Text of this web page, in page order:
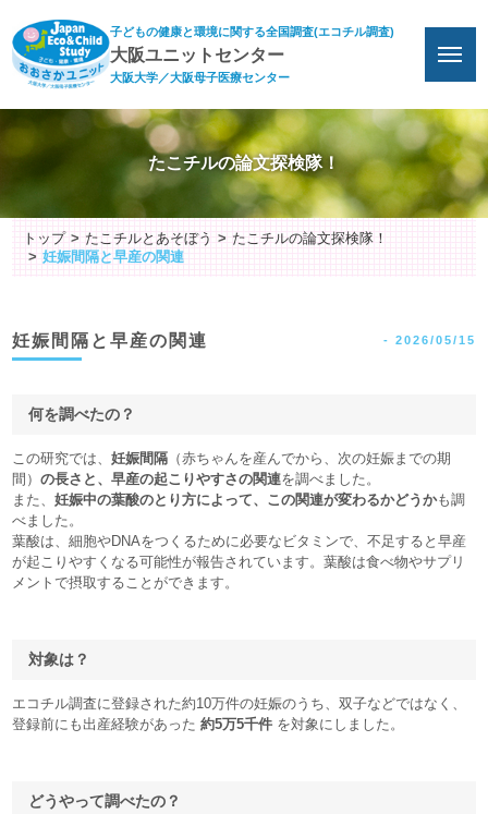
子どもの健康と環境に関する全国調査(エコチル調査)
大阪ユニットセンター
大阪大学／大阪母子医療センター
たこチルの論文探検隊！
トップ たこチルとあそぼう
たこチルの論文探検隊！
妊娠間隔と早産の関連
妊娠間隔と早産の関連 - 2026/05/15
何を調べたの？
この研究では、妊娠間隔 （赤ちゃんを産んでから、次の妊娠までの期
間）の長さと、早産の起こりやすさの関連を調べました。
また、妊娠中の葉酸のとり方によって、この関連が変わるかどうかも調
べました。
葉酸は、細胞やDNAをつくるために必要なビタミンで、不足すると早産
が起こりやすくなる可能性が報告されています。葉酸は食べ物やサプリ
メントで摂取することができます。
対象は？
エコチル調査に登録された約10万件の妊娠のうち、双子などではなく、
登録前にも出産経験があった約5万5千件 を対象にしました。
どうやって調べたの？